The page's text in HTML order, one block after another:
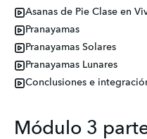
Asanas de Pie Clase en
Pranayamas
Pranayamas Solares
Pranayamas Lunares
Conclusiones e
Módulo 3